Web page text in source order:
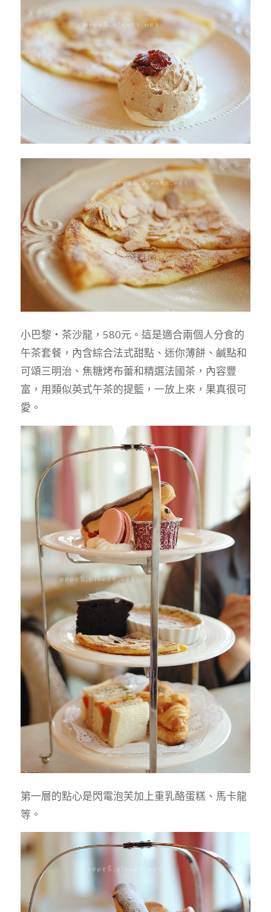
小巴黎‧茶沙龍，580元。這是適合兩個人分食的
午茶套餐，內含綜合法式甜點、迷你薄餅、鹹點和
可頌三明治、焦糖烤布蕾和精選法國茶，內容豐
富，用類似英式午茶的提籃，一放上來，果真很可
愛。
第一層的點心是閃電泡芙加上重乳酪蛋糕、馬卡龍
等。